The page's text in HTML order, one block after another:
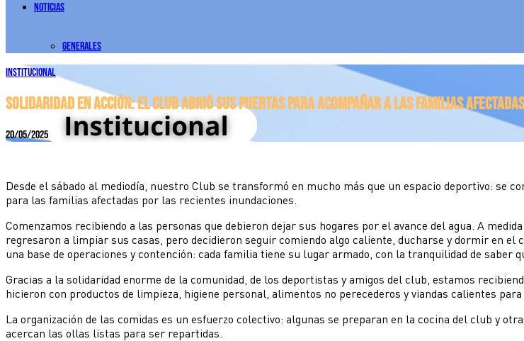
Noticias
Generales
Institucional
Solidaridad en acción: el Club abrió sus puertas para acompañar a las familias afectadas
20/05/2025
Desde el sábado al mediodía, nuestro Club se transformó en mucho más que un espacio deportivo: se
para las familias afectadas por las recientes inundaciones.
Comenzamos recibiendo a las personas que debieron dejar sus hogares por el avance del agua. A
regresaron a limpiar sus casas, pero decidieron seguir comiendo algo caliente, ducharse y dormir en
una base de operaciones y contención: cada familia tiene su lugar armado, con la tranquilidad de saber
Gracias a la solidaridad enorme de la comunidad, de los deportistas y amigos del club, estamos
hicieron con productos de limpieza, higiene personal, alimentos no perecederos y viandas calientes para
La organización de las comidas es un esfuerzo colectivo: algunas se preparan en la cocina del club y
acercan las ollas listas para ser repartidas.